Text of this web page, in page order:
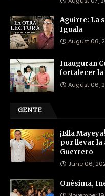
Aguirre: La
Iguala
August 06,
Inauguran
fortalecer la
August 06,
GENTE
¡Ella
por llevar la
Guerrero
June 06,
Onésima,